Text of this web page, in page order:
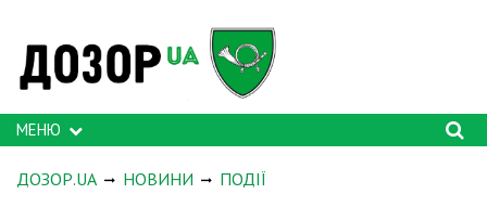
МЕНЮ
ДОЗОР.UA НОВИНИ ПОДІЇ